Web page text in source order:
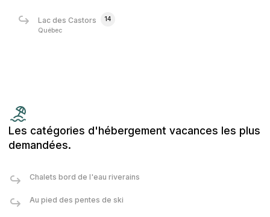
Lac des Castors
14
Québec
Les catégories d'hébergement vacances les plus
demandées.
Chalets bord de l'eau riverains
Au pied des pentes de ski